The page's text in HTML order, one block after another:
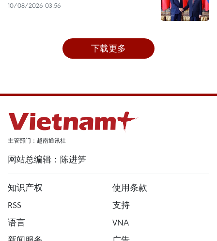
10/08/2026 03:56
下载更多
主管部门：越南通讯社
网站总编辑：陈进笋
知识产权
使用条款
RSS
支持
语言
VNA